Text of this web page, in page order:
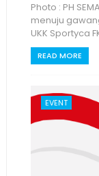
Photo : PH
menuju
UKK Sportyca
READ MORE
EVENT